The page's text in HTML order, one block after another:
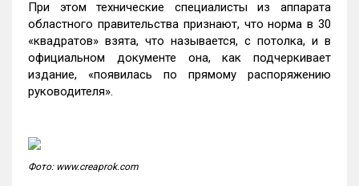
При этом технические специалисты из аппарата
областного правительства признают, что норма в 30
«квадратов» взята, что называется, с потолка, и в
официальном документе она, как подчеркивает
издание, «появилась по прямому распоряжению
руководителя».
Фото: www.creaprok.com